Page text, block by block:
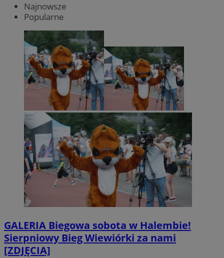
Najnowsze
Popularne
GALERIA Biegowa sobota w Halembie!
Sierpniowy Bieg Wiewiórki za nami
[ZDJĘCIA]